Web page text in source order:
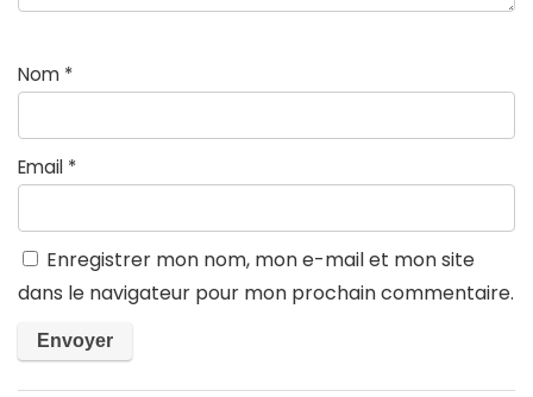
Nom *
Email *
Enregistrer mon nom, mon e-mail et mon site
dans le navigateur pour mon prochain commentaire.